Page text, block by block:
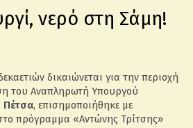
νερό στη Σάμη!
δικαιώνεται για την περιοχή
του Αναπληρωτή Υπουργού
Πέτσα, επισημοποιήθηκε με
πρόγραμμα «Αντώνης Τρίτσης»